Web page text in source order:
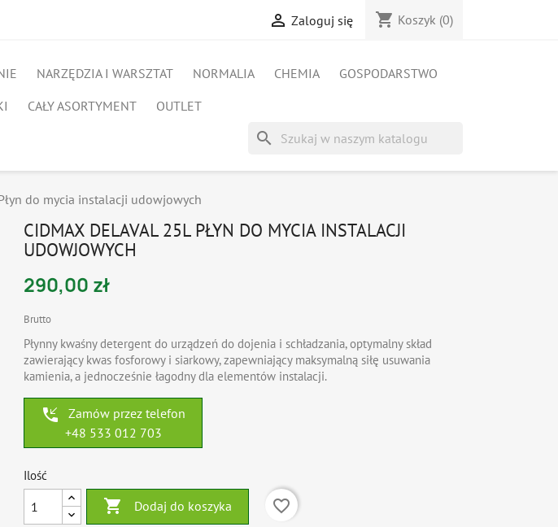
 Zaloguj się shopping_cart Koszyk (0)
NARZĘDZIA I WARSZTAT NORMALIA CHEMIA
GOSPODARSTWO
CAŁY ASORTYMENT OUTLET
search
do mycia instalacji udowjowych
CIDMAX DELAVAL 25L PŁYN DO MYCIA INSTALACJI
UDOWJOWYCH
290,00 zł
Brutto
Płynny kwaśny detergent do urządzeń do dojenia i schładzania, optymalny skład
zawierający kwas fosforowy i siarkowy, zapewniający maksymalną siłę usuwania
kamienia, a jednocześnie łagodny dla elementów instalacji.
phone_callback
Zamów przez telefon
+48 533 012 703
Ilość
 Dodaj do koszyka
favorite_border